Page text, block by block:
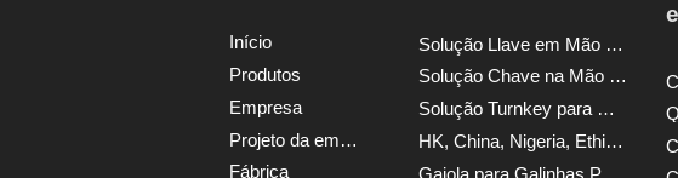
Início
Produtos
Empresa
Projeto da empresa
Fábrica
Solução Llave em Mão para Granja Avícola
Solução Chave na Mão para Frangos de Corte
Solução Turnkey para Granja de Galinhas Poedeiras
HK, China, Nigeria, Ethiopia, Tanzania Branch
Gaiola para Galinhas Poedeiras